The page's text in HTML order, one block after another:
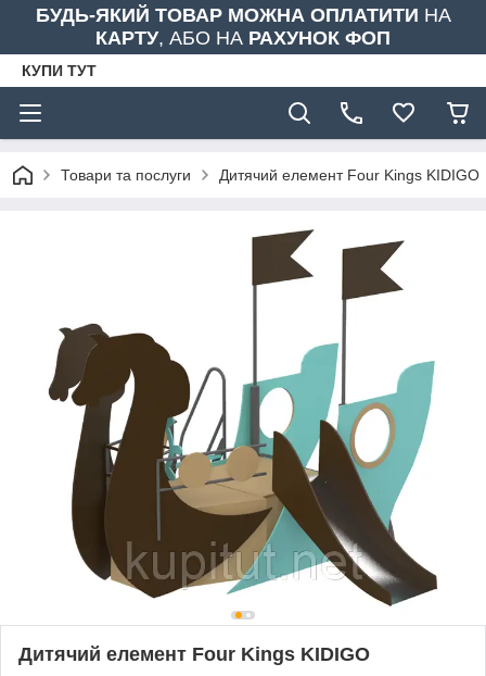
БУДЬ-ЯКИЙ ТОВАР МОЖНА ОПЛАТИТИ НА
КАРТУ, АБО НА РАХУНОК ФОП
КУПИ ТУТ
Товари та послуги Дитячий елемент Four Kings KIDIGO
Дитячий елемент Four Kings KIDIGO